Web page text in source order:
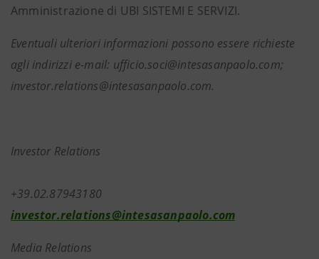
Amministrazione di UBI SISTEMI E SERVIZI.
Eventuali ulteriori informazioni possono essere richieste
agli indirizzi e-mail: ufficio.soci@intesasanpaolo.com;
investor.relations@intesasanpaolo.com.
Investor Relations
investor.relations@intesasanpaolo.com
Media Relations